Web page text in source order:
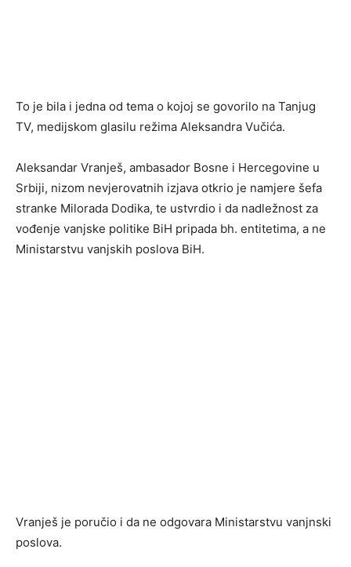
To je bila i jedna od tema o kojoj se govorilo na Tanjug
TV, medijskom glasilu režima Aleksandra Vučića.
Aleksandar Vranješ, ambasador Bosne i Hercegovine u
Srbiji, nizom nevjerovatnih izjava otkrio je namjere šefa
stranke Milorada Dodika, te ustvrdio i da nadležnost za
vođenje vanjske politike BiH pripada bh. entitetima, a ne
Ministarstvu vanjskih poslova BiH.
Vranješ je poručio i da ne odgovara Ministarstvu vanjnski
poslova.